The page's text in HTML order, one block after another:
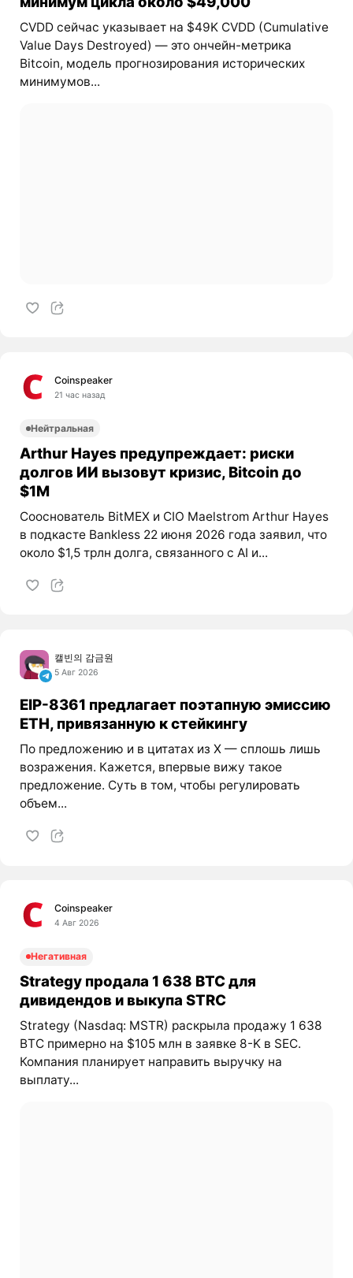
CVDD сейчас указывает на $49K CVDD (Cumulative
Value Days Destroyed) — это ончейн-метрика
Bitcoin, модель прогнозирования исторических
минимумов...
Coinspeaker
21 час назад
Нейтральная
Arthur Hayes предупреждает: риски
долгов ИИ вызовут кризис, Bitcoin до
$1M
Сооснователь BitMEX и CIO Maelstrom Arthur Hayes
в подкасте Bankless 22 июня 2026 года заявил, что
около $1,5 трлн долга, связанного с AI и...
캘빈의 감금원
5 Авг 2026
EIP-8361 предлагает поэтапную эмиссию
ETH, привязанную к стейкингу
По предложению и в цитатах из X — сплошь лишь
возражения. Кажется, впервые вижу такое
предложение. Суть в том, чтобы регулировать
объем...
Coinspeaker
4 Авг 2026
Негативная
Strategy продала 1 638 BTC для
дивидендов и выкупа STRC
Strategy (Nasdaq: MSTR) раскрыла продажу 1 638
BTC примерно на $105 млн в заявке 8-K в SEC.
Компания планирует направить выручку на
выплату...